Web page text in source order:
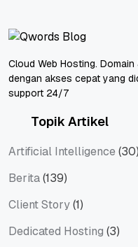
Cloud Web Hosting.
dengan akses cepat yang
support 24/7
Topik Artikel
Artificial Intelligence (30)
Berita(139)
Client Story(1)
Dedicated Hosting (3)